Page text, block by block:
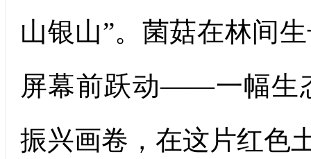
山银山”。菌菇在林间
屏幕前跃动——一幅生
振兴画卷，在这片红色